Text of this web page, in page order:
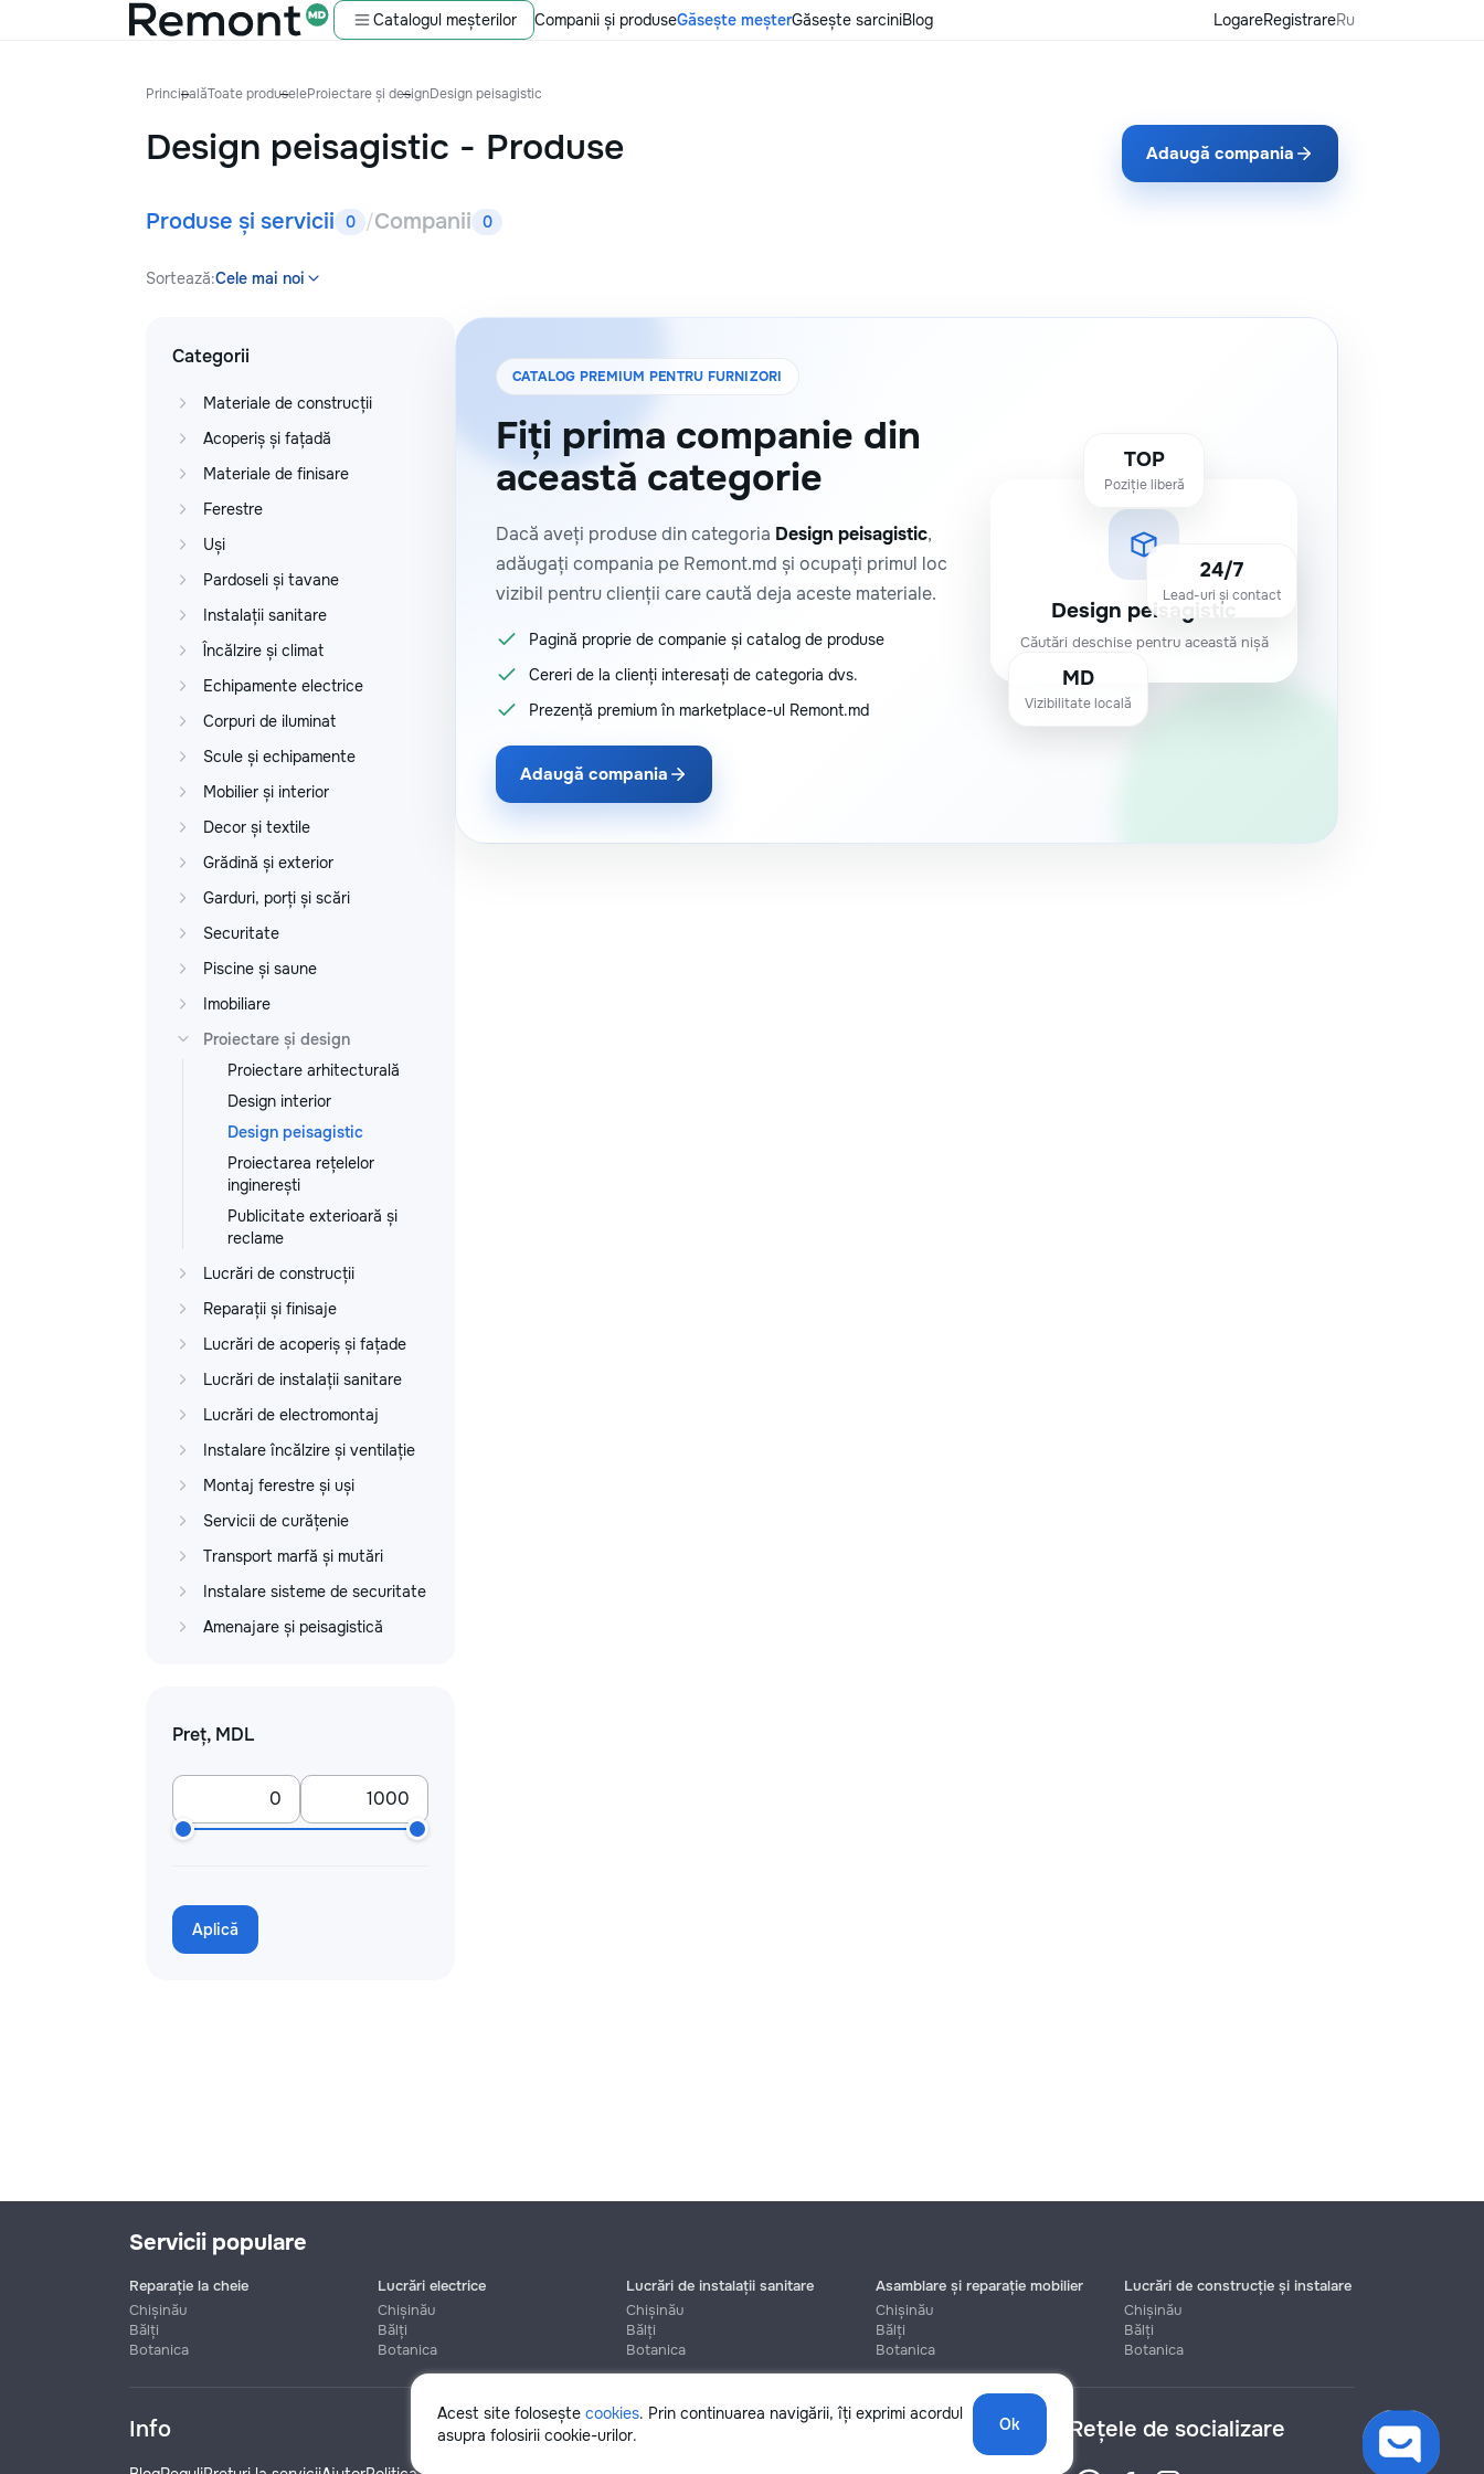
Catalogul meșterilor Companii și produseGăsește meșterGăsește sarciniBlog LogareRegistrareRu
PrincipalăToate produseleProiectare și designDesign peisagistic
Design peisagistic - Produse Adaugă compania
Produse și servicii 0 /Companii 0
Sortează:Cele mai noi
Categorii
Materiale de construcții
Acoperiș și fațadă
Materiale de finisare
Ferestre
Uși
Pardoseli și tavane
Instalații sanitare
Încălzire și climat
Echipamente electrice
Corpuri de iluminat
Scule și echipamente
Mobilier și interior
Decor și textile
Grădină și exterior
Garduri, porți și scări
Securitate
Piscine și saune
Imobiliare
Proiectare și design
Proiectare arhitecturală
Design interior
Design peisagistic
Proiectarea rețelelor
inginerești
Publicitate exterioară și
reclame
Lucrări de construcții
Reparații și finisaje
Lucrări de acoperiș și fațade
Lucrări de instalații sanitare
Lucrări de electromontaj
Instalare încălzire și ventilație
Montaj ferestre și uși
Servicii de curățenie
Transport marfă și mutări
Instalare sisteme de securitate
Amenajare și peisagistică
Preț, MDL
Aplică
CATALOG PREMIUM PENTRU FURNIZORI
Fiți prima companie din
această categorie
Dacă aveți produse din categoria Design peisagistic,
adăugați compania pe Remont.md și ocupați primul loc
vizibil pentru clienții care caută deja aceste materiale.
Pagină proprie de companie și catalog de produse
Cereri de la clienți interesați de categoria dvs.
Prezență premium în marketplace-ul Remont.md
Adaugă compania
Design peisagistic
Căutări deschise pentru această nișă
TOP
Poziție liberă
24/7
Lead-uri și contact
MD
Vizibilitate locală
Acest site folosește cookies. Prin continuarea navigării, îți exprimi acordul
asupra folosirii cookie-urilor.
Ok
Servicii populare
Reparație la cheie
Chișinău
Bălți
Botanica
Lucrări electrice
Chișinău
Bălți
Botanica
Lucrări de instalații sanitare
Chișinău
Bălți
Botanica
Asamblare și reparație mobilier
Chișinău
Bălți
Botanica
Lucrări de construcție și instalare
Chișinău
Bălți
Botanica
Info Ajutor Rețele de socializare